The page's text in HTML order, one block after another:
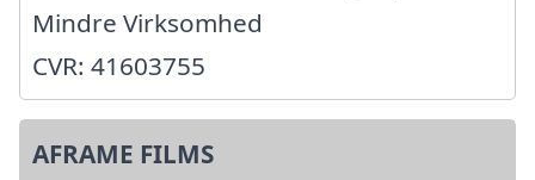
Mindre Virksomhed
CVR: 41603755
AFRAME FILMS